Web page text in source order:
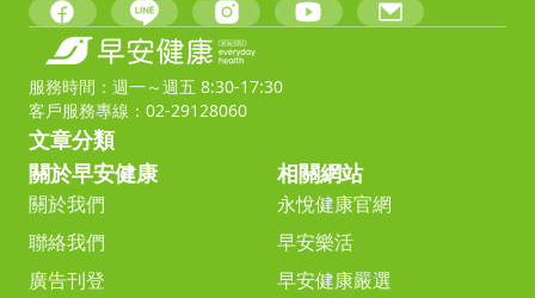
服務時間：週一～週五 8:30-17:30
客戶服務專線：02-29128060
文章分類
關於早安健康
關於我們
聯絡我們
廣告刊登
相關網站
永悅健康官網
早安樂活
早安健康嚴選